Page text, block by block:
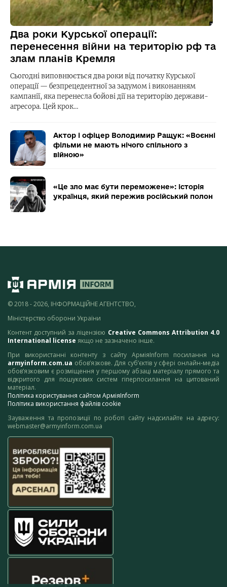
Два роки Курської операції:
перенесення війни на територію рф та
злам планів Кремля
Сьогодні виповнюється два роки від початку Курської
операції — безпрецедентної за задумом і виконанням
кампанії, яка перенесла бойові дії на територію держави-
агресора. Цей крок…
Актор і офіцер Володимир Ращук: «Воєнні
фільми не мають нічого спільного з
війною»
«Це зло має бути переможене»: історія
українця, який пережив російський полон
© 2018 - 2026, ІНФОРМАЦІЙНЕ АГЕНТСТВО,
Міністерство оборони України
Контент доступний за ліцензією Creative Commons Attribution 4.0
International license якщо не зазначено інше.
При використанні контенту з сайту АрміяInform посилання на
armyinform.com.ua обов’язкове. Для суб’єктів у сфері онлайн-медіа
обов’язковим є розміщення у першому абзаці матеріалу прямого та
відкритого для пошукових систем гіперпосилання на цитований
матеріал.
Політика користування сайтом АрміяInform
Політика використання файлів cookie
Зауваження та пропозиції по роботі сайту надсилайте на адресу:
webmaster@armyinform.com.ua